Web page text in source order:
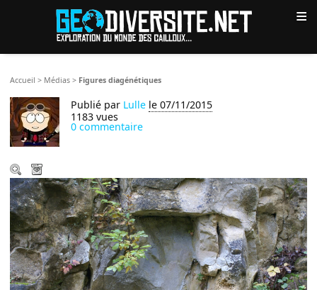
≡
Accueil > Médias > Figures diagénétiques
Publié par Lulle le 07/11/2015
1183 vues
0 commentaire